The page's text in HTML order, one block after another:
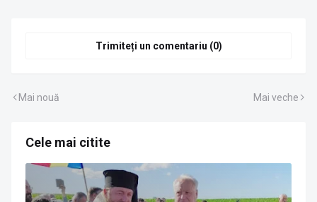
Trimiteți un comentariu (0)
Mai nouă Mai veche
Cele mai citite